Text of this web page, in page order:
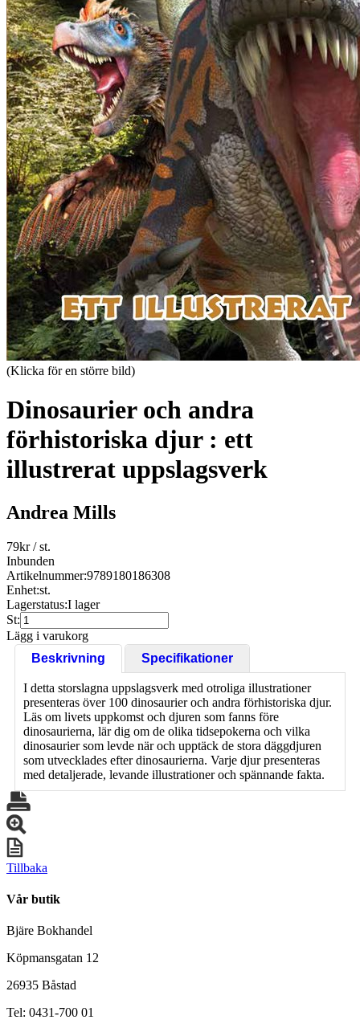
(Klicka för en större bild)
Dinosaurier och andra
förhistoriska djur : ett
illustrerat uppslagsverk
Andrea Mills
79kr/ st.
Inbunden
Artikelnummer:9789180186308
Enhet:st.
Lagerstatus:I lager
St:
Lägg i varukorg
Beskrivning
Specifikationer
I detta storslagna uppslagsverk med otroliga illustrationer
presenteras över 100 dinosaurier och andra förhistoriska djur.
Läs om livets uppkomst och djuren som fanns före
dinosaurierna, lär dig om de olika tidsepokerna och vilka
dinosaurier som levde när och upptäck de stora däggdjuren
som utvecklades efter dinosaurierna. Varje djur presenteras
med detaljerade, levande illustrationer och spännande fakta.
Tillbaka
Vår butik
Bjäre Bokhandel
Köpmansgatan 12
26935 Båstad
Tel: 0431-700 01